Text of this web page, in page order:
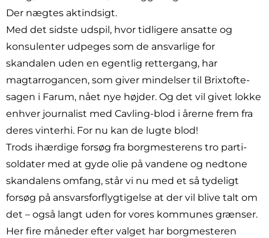
Der nægtes aktindsigt.
Med det sidste udspil, hvor tidligere ansatte og
konsulenter udpeges som de ansvarlige for
skandalen uden en egentlig rettergang, har
magtarrogancen, som giver mindelser til Brixtofte-
sagen i Farum, nået nye højder. Og det vil givet lokke
enhver journalist med Cavling-blod i årerne frem fra
deres vinterhi. For nu kan de lugte blod!
Trods ihærdige forsøg fra borgmesterens tro parti-
soldater med at gyde olie på vandene og nedtone
skandalens omfang, står vi nu med et så tydeligt
forsøg på ansvarsforflygtigelse at der vil blive talt om
det – også langt uden for vores kommunes grænser.
Her fire måneder efter valget har borgmesteren